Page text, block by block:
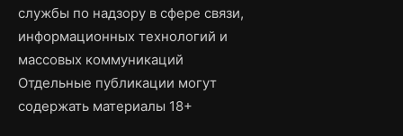
службы по надзору в сфере связи,
информационных технологий и
массовых коммуникаций
Отдельные публикации могут
содержать материалы 18+